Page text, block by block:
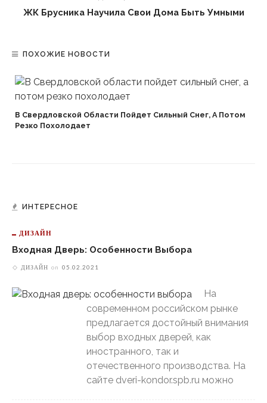
ЖК Брусника Научила Свои Дома Быть Умными
ПОХОЖИЕ НОВОСТИ
В Свердловской Области Пойдет Сильный Снег, А Потом
Резко Похолодает
ИНТЕРЕСНОЕ
ДИЗАЙН
Входная Дверь: Особенности Выбора
ДИЗАЙН on 05.02.2021
На
современном российском рынке
предлагается достойный внимания
выбор входных дверей, как
иностранного, так и
отечественного производства. На
сайте dveri-kondor.spb.ru можно